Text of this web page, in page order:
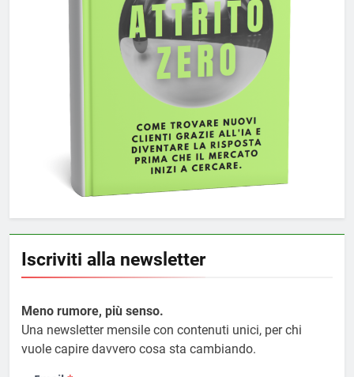
Iscriviti alla newsletter
Meno rumore, più senso.
Una newsletter mensile con contenuti unici, per chi
vuole capire davvero cosa sta cambiando.